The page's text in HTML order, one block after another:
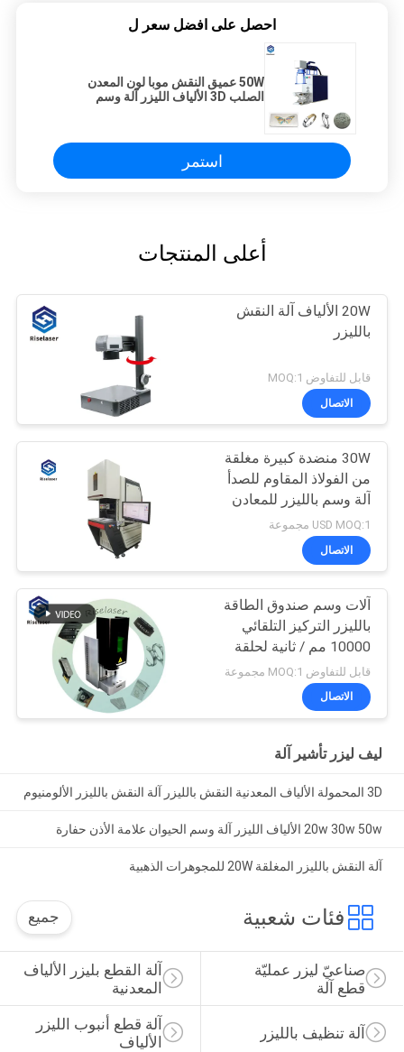
احصل على افضل سعر ل
50W عميق النقش موبا لون المعدن
الصلب 3D الألياف الليزر آلة وسم
استمر
أعلى المنتجات
20W الألياف آلة النقش
بالليزر
قابل للتفاوض MOQ:1
الاتصال
30W منضدة كبيرة مغلقة
من الفولاذ المقاوم للصدأ
آلة وسم بالليزر للمعادن
USD MOQ:1 مجموعة
الاتصال
آلات وسم صندوق الطاقة
بالليزر التركيز التلقائي
10000 مم / ثانية لحلقة
المجوهرات
قابل للتفاوض MOQ:1 مجموعة
الاتصال
ليف ليزر تأشير آلة
3D المحمولة الألياف المعدنية النقش بالليزر آلة النقش بالليزر الألومنيوم
20w 30w 50w الألياف الليزر آلة وسم الحيوان علامة الأذن حفارة
آلة النقش بالليزر المغلقة 20W للمجوهرات الذهبية
فئات شعبية جميع
آلة القطع بليزر الألياف
المعدنية
صناعيّ ليزر عمليّة
قطع آلة
آلة قطع أنبوب الليزر
الألياف
آلة تنظيف بالليزر